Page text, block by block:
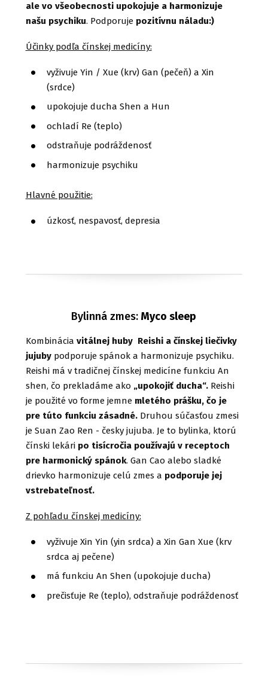
ale vo všeobecnosti upokojuje a harmonizuje
našu psychiku. Podporuje pozitívnu náladu:)
Účinky podľa čínskej medicíny:
vyživuje Yin / Xue (krv) Gan (pečeň) a Xin
(srdce)
upokojuje ducha Shen a Hun
ochladí Re (teplo)
odstraňuje podráždenosť
harmonizuje psychiku
Hlavné použitie:
úzkosť, nespavosť, depresia
Bylinná zmes: Myco sleep
Kombinácia vitálnej huby Reishi a čínskej liečivky
jujubypodporuje spánok a harmonizuje psychiku.
Reishi má v tradičnej čínskej medicíne funkciu An
shen, čo prekladáme ako „upokojiť ducha“.Reishi
je použité vo forme jemnemletého prášku, čo je
pre túto funkciu zásadné.Druhou súčasťou zmesi
je Suan Zao Ren - česky jujuba. Je to bylinka, ktorú
čínski lekári po tisícročia používajú v receptoch
pre harmonický spánok. Gan Cao alebo sladké
drievko harmonizuje celú zmes a podporuje jej
vstrebateľnosť.
Z pohľadu čínskej medicíny:
vyživuje Xin Yin (yin srdca) a Xin Gan Xue (krv
srdca aj pečene)
má funkciu An Shen (upokojuje ducha)
prečisťuje Re (teplo), odstraňuje podráždenosť